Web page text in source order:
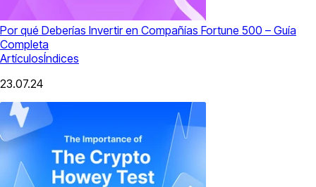
Por qué Deberías Invertir en Compañías Fortune 500 – Guía
Completa
ArtículosÍndices
23.07.24